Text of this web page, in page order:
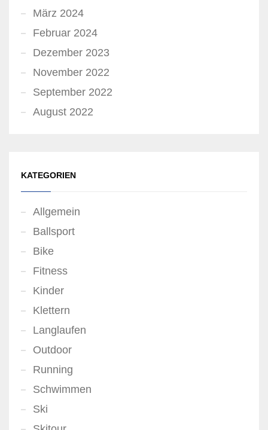
März 2024
Februar 2024
Dezember 2023
November 2022
September 2022
August 2022
KATEGORIEN
Allgemein
Ballsport
Bike
Fitness
Kinder
Klettern
Langlaufen
Outdoor
Running
Schwimmen
Ski